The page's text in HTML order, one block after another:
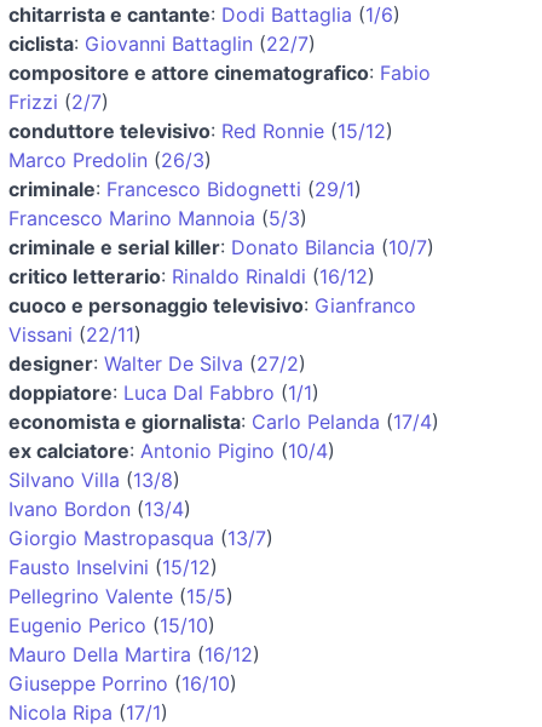
chitarrista e cantante: Dodi Battaglia (1/6)
ciclista: Giovanni Battaglin (22/7)
compositore e attore cinematografico: Fabio
Frizzi (2/7)
conduttore televisivo: Red Ronnie (15/12)
Marco Predolin (26/3)
criminale: Francesco Bidognetti (29/1)
Francesco Marino Mannoia (5/3)
criminale e serial killer: Donato Bilancia (10/7)
critico letterario: Rinaldo Rinaldi (16/12)
cuoco e personaggio televisivo: Gianfranco
Vissani (22/11)
designer: Walter De Silva (27/2)
doppiatore: Luca Dal Fabbro (1/1)
economista e giornalista: Carlo Pelanda (17/4)
ex calciatore: Antonio Pigino (10/4)
Silvano Villa (13/8)
Ivano Bordon (13/4)
Giorgio Mastropasqua (13/7)
Fausto Inselvini (15/12)
Pellegrino Valente (15/5)
Eugenio Perico (15/10)
Mauro Della Martira (16/12)
Giuseppe Porrino (16/10)
Nicola Ripa (17/1)